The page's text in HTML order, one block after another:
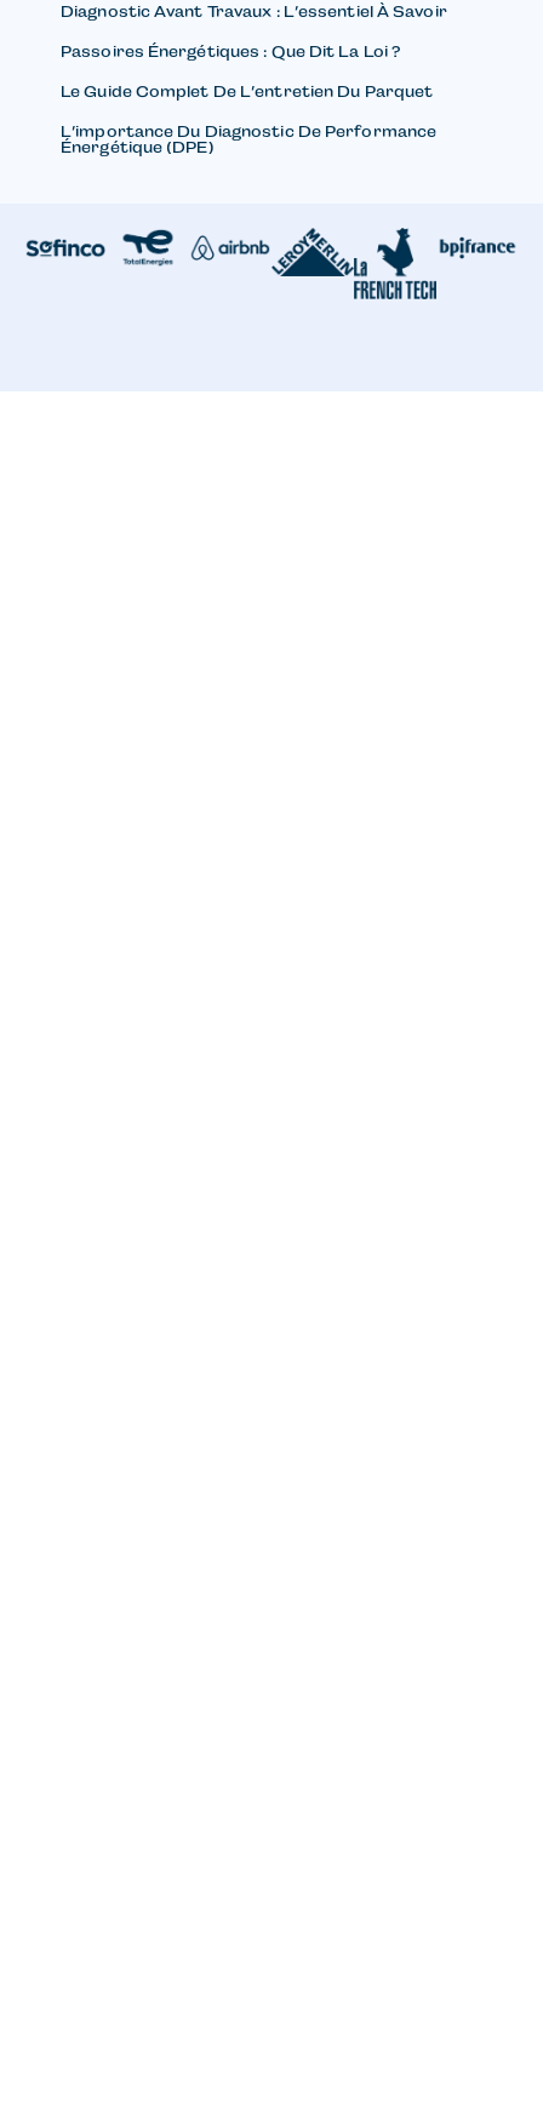
Diagnostic Avant Travaux : L’essentiel À Savoir
Passoires Énergétiques : Que Dit La Loi ?
Le Guide Complet De L’entretien Du Parquet
L’importance Du Diagnostic De Performance
Énergétique (DPE)